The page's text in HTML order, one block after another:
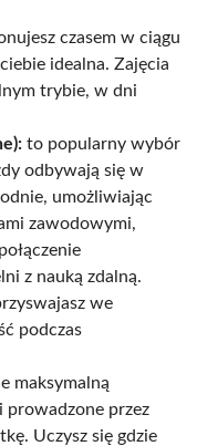
czasem w ciągu
idealna. Zajęcia
trybie, w dni
to popularny wybór
odbywają się w
umożliwiając
zawodowymi,
z nauką zdalną.
we
podczas
maksymalną
prowadzone przez
Uczysz się gdzie